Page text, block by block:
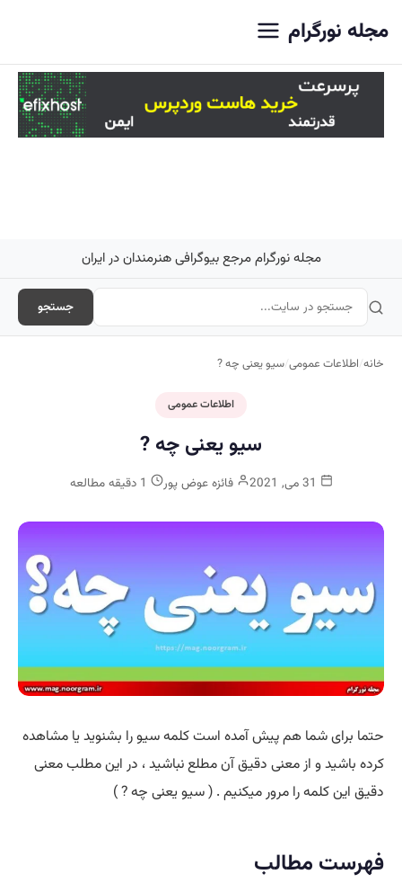
مجله نورگرام
مجله نورگرام مرجع بیوگرافی هنرمندان در ایران
جستجو
خانه/اطلاعات عمومی/سیو یعنی چه ?
اطلاعات عمومی
سیو یعنی چه ?
فائزه عوض پور
حتما برای شما هم پیش آمده است کلمه سیو را بشنوید یا مشاهده
کرده باشید و از معنی دقیق آن مطلع نباشید ، در این مطلب معنی
دقیق این کلمه را مرور میکنیم . ( سیو یعنی چه ? )
فهرست مطالب